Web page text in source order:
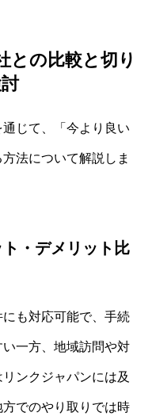
との比較と切り
じて、「今より良い
法について解説しま
・デメリット比
も対応可能で、手続
一方、地域訪問や対
ンクジャパンには及
でのやり取りでは時